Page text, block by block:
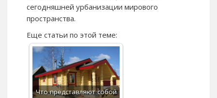
сегодняшней урбанизации мирового
пространства.
Еще статьи по этой теме:
Что представляют собой